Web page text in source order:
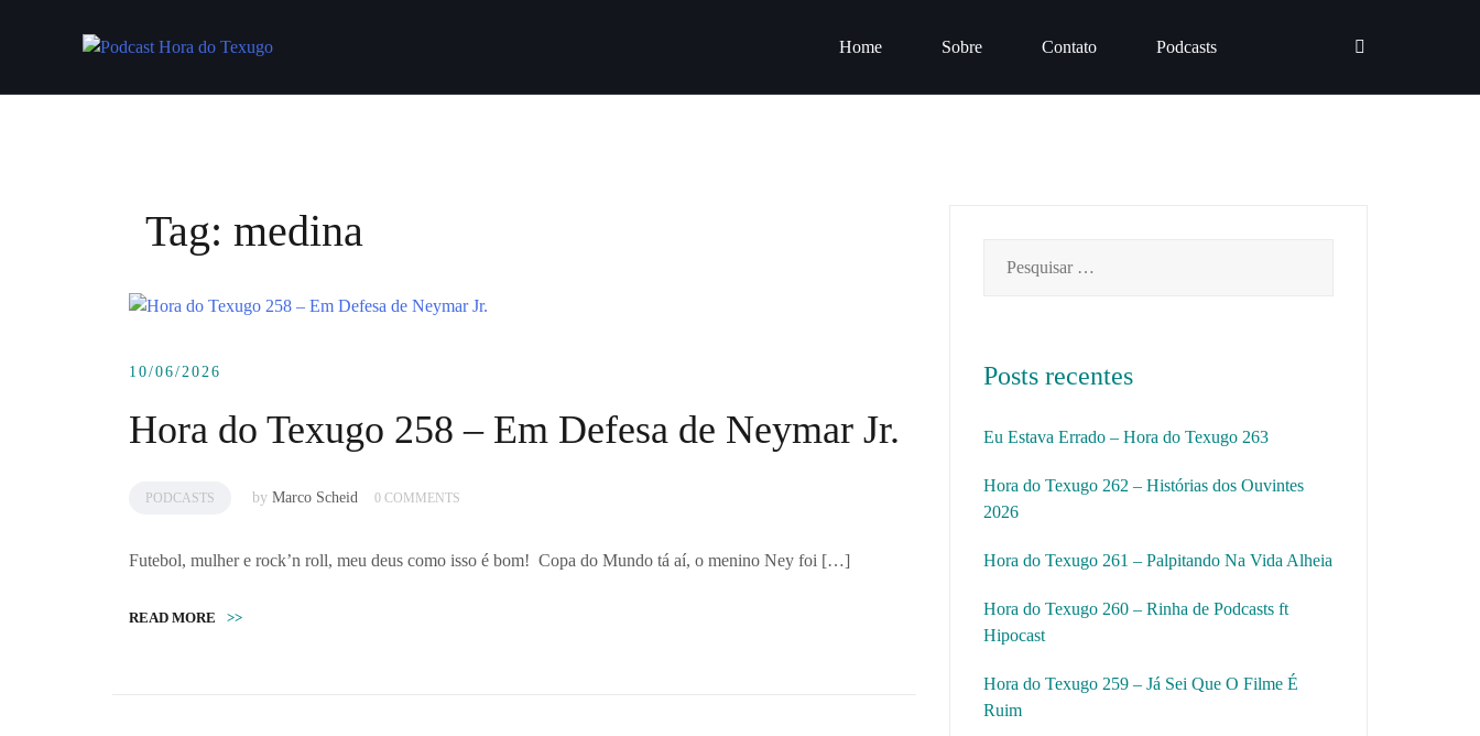
Home Sobre Contato Podcasts
Tag: medina
10/06/2026
Hora do Texugo 258 – Em Defesa de Neymar Jr.
PODCASTS by Marco Scheid 0 COMMENTS
Futebol, mulher e rock’n roll, meu deus como isso é bom! Copa do Mundo tá aí, o menino Ney foi […]
READ MORE >>
por:
Posts recentes
Eu Estava Errado – Hora do Texugo 263
Hora do Texugo 262 – Histórias dos Ouvintes
2026
Hora do Texugo 261 – Palpitando Na Vida Alheia
Hora do Texugo 260 – Rinha de Podcasts ft
Hipocast
Hora do Texugo 259 – Já Sei Que O Filme É
Ruim